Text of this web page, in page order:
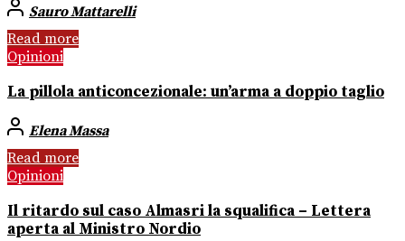
Sauro Mattarelli
Read more
Opinioni
La pillola anticoncezionale: un’arma a doppio taglio
Elena Massa
Read more
Opinioni
Il ritardo sul caso Almasri la squalifica – Lettera
aperta al Ministro Nordio